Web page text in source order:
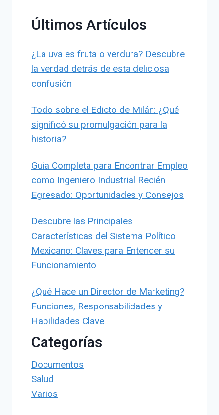
Últimos Artículos
¿La uva es fruta o verdura? Descubre
la verdad detrás de esta deliciosa
confusión
Todo sobre el Edicto de Milán: ¿Qué
significó su promulgación para la
historia?
Guía Completa para Encontrar Empleo
como Ingeniero Industrial Recién
Egresado: Oportunidades y Consejos
Descubre las Principales
Características del Sistema Político
Mexicano: Claves para Entender su
Funcionamiento
¿Qué Hace un Director de Marketing?
Funciones, Responsabilidades y
Habilidades Clave
Categorías
Documentos
Salud
Varios